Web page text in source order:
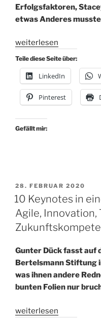
Erfolgsfaktoren,
etwas Anderes
„„Motto
des
Jahres“
Baustein
für
und
weiterlesen
Teile diese Seite über:
LinkedIn
Pinterest
Gefällt mir:
VERÖFFENTLICHT
AM
28. FEBRUAR 2020
10 Keynotes in
Agile, Innovation,
Gunter Dück fasst auf
Bertelsmann Stiftung
was ihnen andere
bunten Folien nur
„10
weiterlesen